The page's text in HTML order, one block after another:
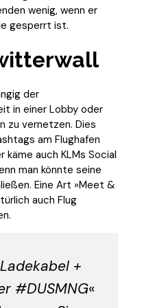
wenig, wenn er
gesperrt ist.
der
in einer Lobby oder
zu vernetzen. Dies
am Flughafen
käme auch KLMs Social
man könnte seine
Eine Art »Meet &
auch Flug
+
#DUSMNG«